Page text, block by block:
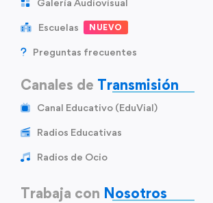
Galería Audiovisual
Escuelas NUEVO
Preguntas frecuentes
Canales de Transmisión
Canal Educativo (EduVial)
Radios Educativas
Radios de Ocio
Trabaja con Nosotros